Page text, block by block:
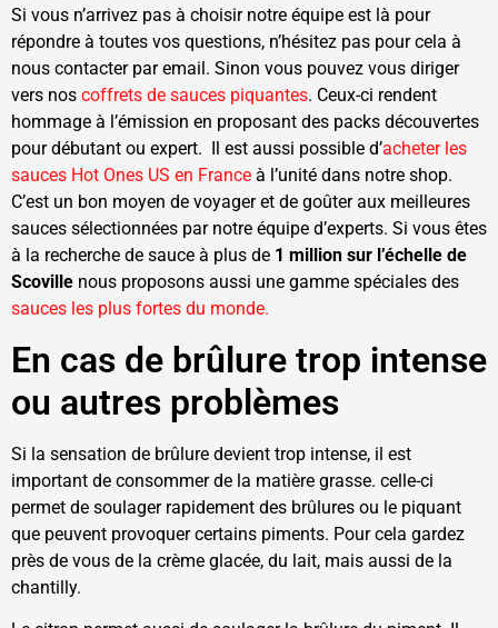
Si vous n’arrivez pas à choisir notre équipe est là pour
répondre à toutes vos questions, n’hésitez pas pour cela à
nous contacter par email. Sinon vous pouvez vous diriger
vers nos coffrets de sauces piquantes. Ceux-ci rendent
hommage à l’émission en proposant des packs découvertes
pour débutant ou expert. Il est aussi possible d’acheter les
sauces Hot Ones US en France à l’unité dans notre shop.
C’est un bon moyen de voyager et de goûter aux meilleures
sauces sélectionnées par notre équipe d’experts. Si vous êtes
à la recherche de sauce à plus de 1 million sur l’échelle de
Scoville nous proposons aussi une gamme spéciales des
sauces les plus fortes du monde.
En cas de brûlure trop intense
ou autres problèmes
Si la sensation de brûlure devient trop intense, il est
important de consommer de la matière grasse. celle-ci
permet de soulager rapidement des brûlures ou le piquant
que peuvent provoquer certains piments. Pour cela gardez
près de vous de la crème glacée, du lait, mais aussi de la
chantilly.